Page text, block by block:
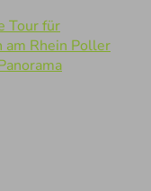
Tour für
am Rhein Poller